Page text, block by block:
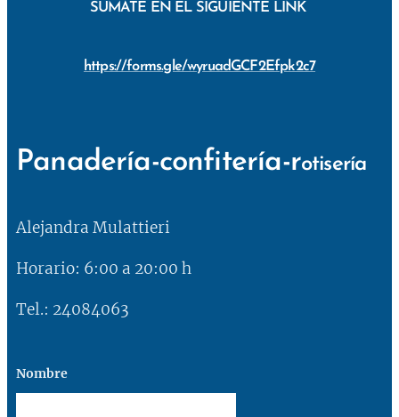
SUMATE EN EL SIGUIENTE LINK
https://forms.gle/wyruadGCF2Efpk2c7
Panadería-confitería-rotisería
Alejandra Mulattieri
Horario: 6:00 a 20:00 h
Tel.: 24084063
Nombre